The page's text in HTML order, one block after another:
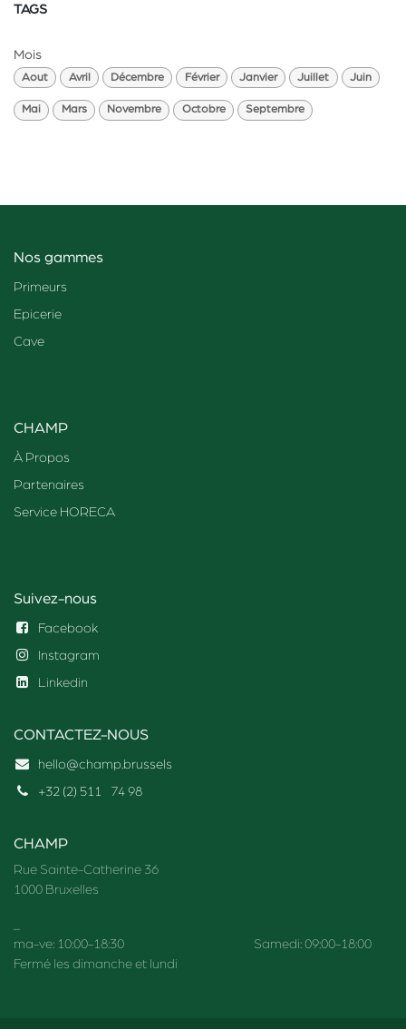
TAGS
Mois
Aout Avril Décembre Février Janvier Juillet Juin
Mai Mars Novembre Octobre Septembre
Nos gammes
Primeurs
Epicerie
Cave
CHAMP
À Propos
Partenaires
Service HORECA
Suivez-nous
Facebook
Instagram
Linkedin
CONTACTEZ-NOUS
hello@champ.brussels
+32 (2) 511
74 98
CHAMP
Rue Sainte-Catherine 36
1000 Bruxelles
ma-ve: 10:00-18:30 Samedi: 09:00-18:00
Fermé les dimanche et lundi